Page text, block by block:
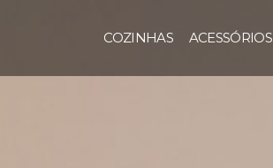
COZINHAS ACESSÓRIOS